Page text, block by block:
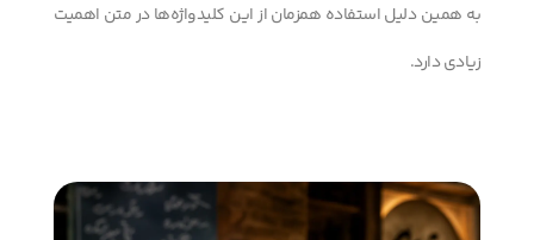
به همین دلیل استفاده همزمان از این کلیدواژه‌ها در متن اهمیت
زیادی دارد.